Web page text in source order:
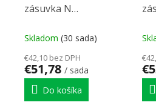
zásuvka N
tmavosivá OG, skrutka
Skladom (30 sada)
€42,10 bez DPH
€51,78 / sada
Do košíka